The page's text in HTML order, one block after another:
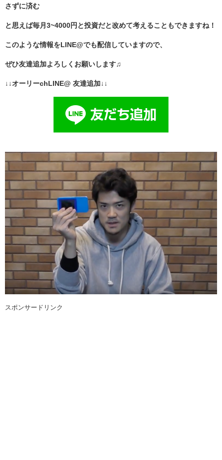
さずに済む
と思えば毎月3~4000円と投資だと改めて考えることもできますね！
このような情報をLINE@でも配信していますので、
ぜひ友達追加よろしくお願いします♫
↓↓オーリーchLINE@ 友達追加↓↓
スポンサードリンク